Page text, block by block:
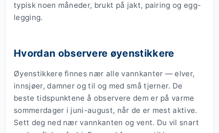
typisk noen måneder, brukt på jakt, pairing og egg-
legging.
Hvordan observere øyenstikkere
Øyenstikkere finnes nær alle vannkanter — elver,
innsjøer, damner og til og med små tjerner. De
beste tidspunktene å observere dem er på varme
sommerdager i juni-august, når de er mest aktive.
Sett deg ned nær vannkanten og vent. Du vil snart